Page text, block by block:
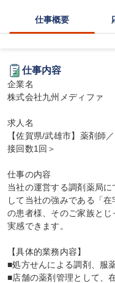
仕事概要
仕事内容
企業名
株式会社九州メディファ
求人名
【佐賀県/武雄市】薬剤師
接回数1回＞
仕事の内容
当社の運営する調剤薬局
して当社の強みである「
の患者様、そのご家族と
実感できます。
【具体的業務内容】
■処方せんによる調剤、服
■店舗の薬剤管理として、